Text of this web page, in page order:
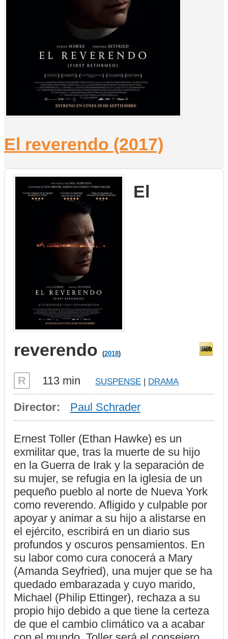
El reverendo (2017)
El
reverendo (2018)
R 113 min SUSPENSE | DRAMA
Director: Paul Schrader
Ernest Toller (Ethan Hawke) es un
exmilitar que, tras la muerte de su hijo
en la Guerra de Irak y la separación de
su mujer, se refugia en la iglesia de un
pequeño pueblo al norte de Nueva York
como reverendo. Afligido y culpable por
apoyar y animar a su hijo a alistarse en
el ejército, escribirá en un diario sus
profundos y oscuros pensamientos. En
su labor como cura conocerá a Mary
(Amanda Seyfried), una mujer que se ha
quedado embarazada y cuyo marido,
Michael (Philip Ettinger), rechaza a su
propio hijo debido a que tiene la certeza
de que el cambio climático va a acabar